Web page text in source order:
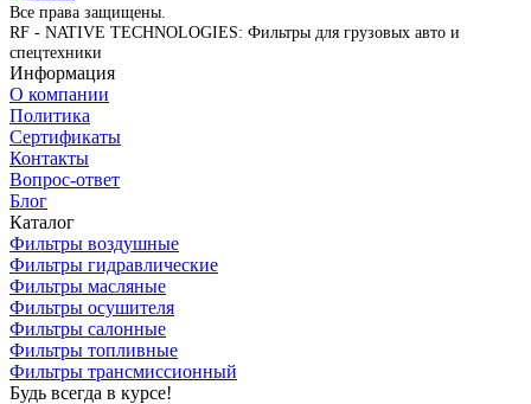
Все права защищены.
RF - NATIVE TECHNOLOGIES: Фильтры для грузовых авто и
спецтехники
Информация
О компании
Политика
Сертификаты
Контакты
Вопрос-ответ
Блог
Каталог
Фильтры воздушные
Фильтры гидравлические
Фильтры масляные
Фильтры осушителя
Фильтры салонные
Фильтры топливные
Фильтры трансмиссионный
Будь всегда в курсе!